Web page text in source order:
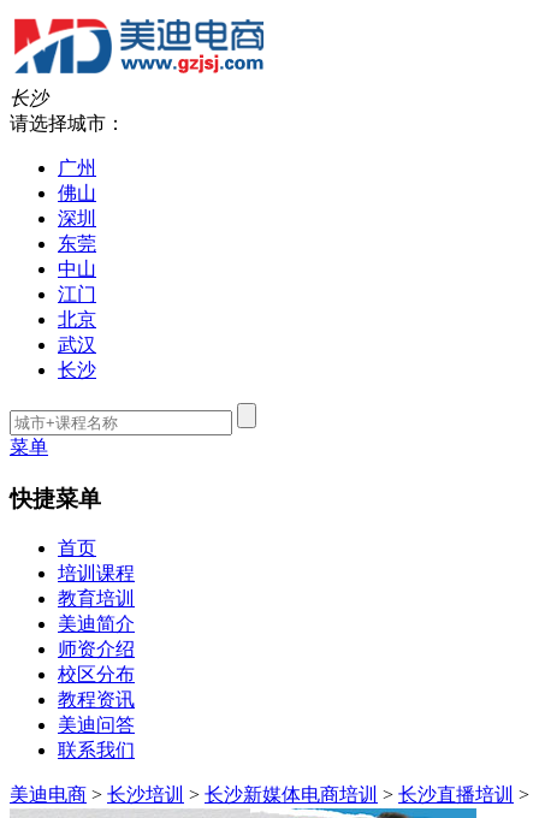
长沙
请选择城市：
广州
佛山
深圳
东莞
中山
江门
北京
武汉
长沙
菜单
快捷菜单
首页
培训课程
教育培训
美迪简介
师资介绍
校区分布
教程资讯
美迪问答
联系我们
美迪电商 > 长沙培训 > 长沙新媒体电商培训 > 长沙直播培训 >